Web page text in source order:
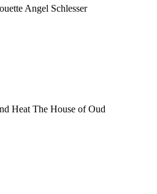
Angel Schlesser
Heat The House of Oud